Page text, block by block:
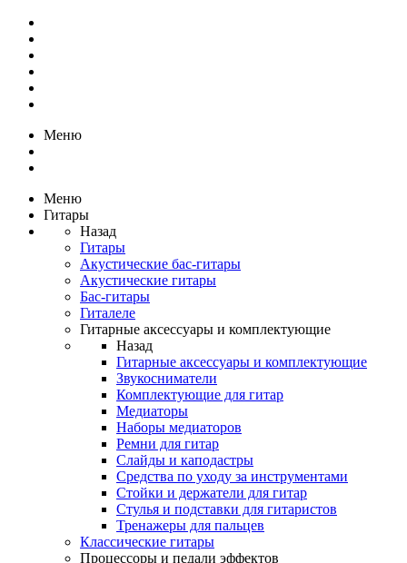
Меню
Меню
Гитары
Назад
Гитары
Акустические бас-гитары
Акустические гитары
Бас-гитары
Гиталеле
Гитарные аксессуары и комплектующие
Назад
Гитарные аксессуары и комплектующие
Звукосниматели
Комплектующие для гитар
Медиаторы
Наборы медиаторов
Ремни для гитар
Слайды и каподастры
Средства по уходу за инструментами
Стойки и держатели для гитар
Стулья и подставки для гитаристов
Тренажеры для пальцев
Классические гитары
Процессоры и педали эффектов